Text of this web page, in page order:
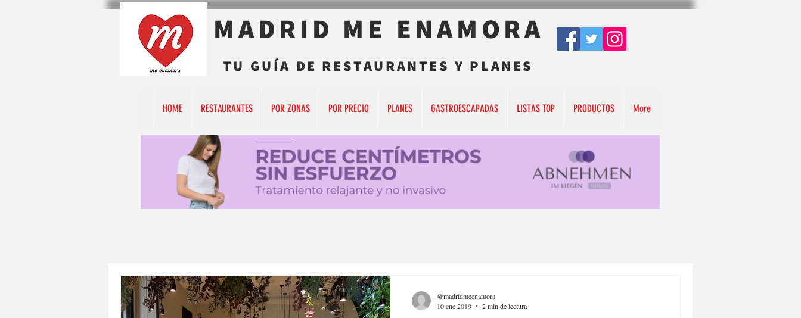
MADRID ME ENAMORA
TU GUÍA DE RESTAURANTES Y PLANES
HOME RESTAURANTES POR ZONAS POR PRECIO PLANES GASTROESCAPADAS LISTAS TOP PRODUCTOS More
@madridmeenamora
10 ene 2019
2 min de lectura